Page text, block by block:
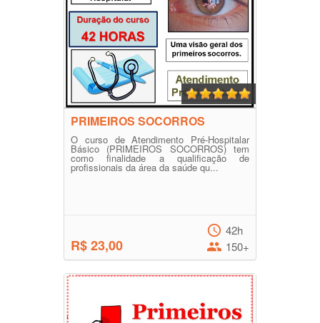
PRIMEIROS SOCORROS
O curso de Atendimento Pré-Hospitalar
Básico (PRIMEIROS SOCORROS) tem
como finalidade a qualificação de
profissionais da área da saúde qu...
R$ 23,00
42h
150+